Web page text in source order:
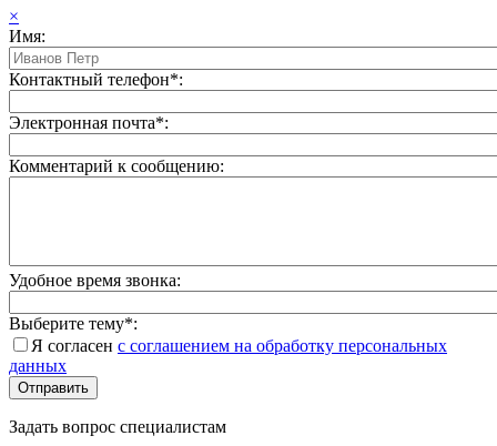
×
Имя:
Контактный телефон*:
Электронная почта*:
Комментарий к сообщению:
Удобное время звонка:
Выберите тему*:
Я согласен с соглашением на обработку персональных
данных
Задать вопрос специалистам